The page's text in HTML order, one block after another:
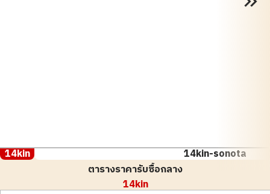
14kin
14kin-sonota
ตารางราคารับซื้อกลาง
14kin